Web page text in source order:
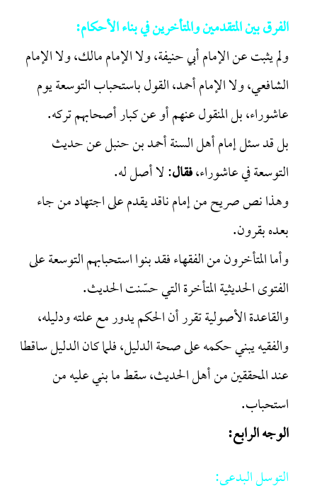
الفرق بين المتقدمين والمتأخرين في بناء الأحكام:
ولم يثبت عن الإمام أبي حنيفة، ولا الإمام مالك، ولا الإمام
الشافعي، ولا الإمام أحمد، القول باستحباب التوسعة يوم
عاشوراء، بل المنقول عنهم أو عن كبار أصحابهم تركه.
بل قد سئل إمام أهل السنة أحمد بن حنبل عن حديث
التوسعة في عاشوراء،فقال: لا أصل له.
وهذا نص صريح من إمام ناقد يقدم على اجتهاد من جاء
بعده بقرون.
وأما المتأخرون من الفقهاء فقد بنوا استحبابهم التوسعة على
الفتوى الحديثية المتأخرة التي حسّنت الحديث.
والقاعدة الأصولية تقرر أن الحكم يدور مع علته ودليله،
والفقيه يبني حكمه على صحة الدليل، فلما كان الدليل ساقطا
عند المحققين من أهل الحديث، سقط ما بني عليه من
استحباب.
الوجه الرابع:
التوسل البدعي: